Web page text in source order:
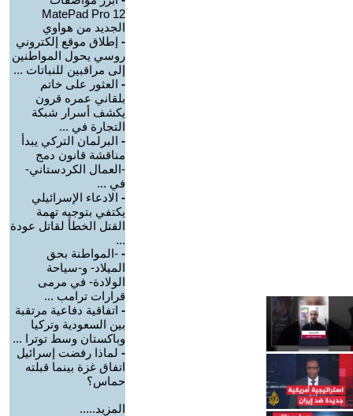
MatePad Pro 12
الجديد من هواوي
- إطلاق موقع إلكتروني
روسي يحول المواطنين
إلى مراقبين للنباتات ...
- العثور على خاتم
بلقاني عمره قرون
يكشف أسرار شبكة
التجارة في ...
- البرلمان التركي يبدأ
مناقشة قانون دمج
-العمال الكردستاني-
في ...
- الادعاء الإسرائيلي
يكتفي بتوجيه تهمة
القتل الخطأ لقاتل عودة
...
- -المواطنة بحق
الميلاد- و-سياحة
الولادة- في مرمى
قرارات ترامب ...
- اتفاقية دفاعية مرتقبة
بين السعودية وتركيا
وباكستان وسط توترا ...
- لماذا رفضت إسرائيل
اتفاق غزة بينما قبلته
حماس؟
المزيد.....